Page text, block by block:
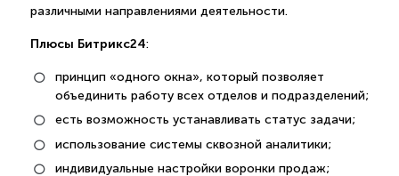
различными направлениями деятельности.
Плюсы Битрикс24:
принцип «одного окна», который позволяет
объединить работу всех отделов и подразделений;
есть возможность устанавливать статус задачи;
использование системы сквозной аналитики;
индивидуальные настройки воронки продаж;